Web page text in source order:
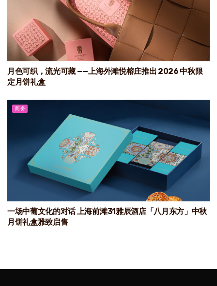
月色可织，流光可藏 ——上海外滩悦榕庄推出 2026 中秋限
定月饼礼盒
商务
一场中葡文化的对话 上海前滩31雅辰酒店「八月东方」中秋
月饼礼盒雅致启售